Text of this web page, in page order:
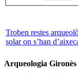
Troben restes
solar on s’han
Arqueologia Gironès